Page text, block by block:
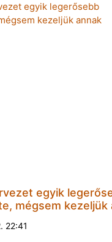
egyik
mégsem kezeljük
22:41